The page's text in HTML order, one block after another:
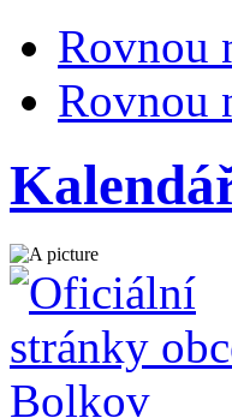
Rovnou
Rovnou